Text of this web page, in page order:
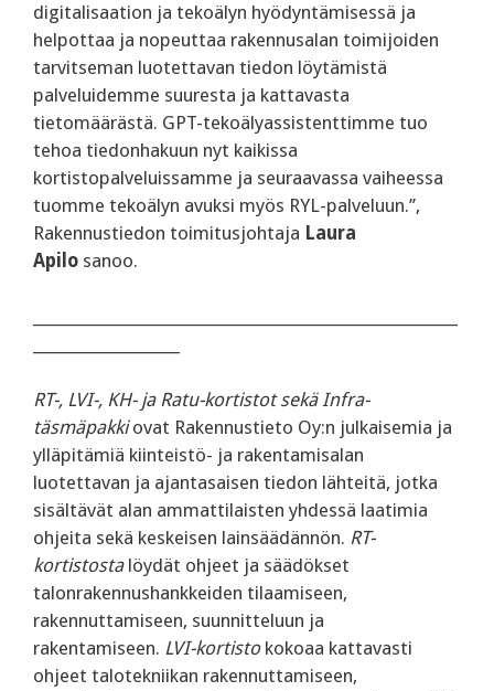
digitalisaation ja tekoälyn hyödyntämisessä ja
helpottaa ja nopeuttaa rakennusalan toimijoiden
tarvitseman luotettavan tiedon löytämistä
palveluidemme suuresta ja kattavasta
tietomäärästä. GPT-tekoälyassistenttimme tuo
tehoa tiedonhakuun nyt kaikissa
kortistopalveluissamme ja seuraavassa vaiheessa
tuomme tekoälyn avuksi myös RYL-palveluun.’’,
Rakennustiedon toimitusjohtaja Laura
Apilo sanoo.
RT-, LVI-, KH- ja Ratu-kortistot sekä Infra-
täsmäpakkiovat Rakennustieto Oy:n julkaisemia ja
ylläpitämiä kiinteistö- ja rakentamisalan
luotettavan ja ajantasaisen tiedon lähteitä, jotka
sisältävät alan ammattilaisten yhdessä laatimia
ohjeita sekä keskeisen lainsäädännön. RT-
kortistostalöydät ohjeet ja säädökset
talonrakennushankkeiden tilaamiseen,
rakennuttamiseen, suunnitteluun ja
rakentamiseen. LVI-kortistokokoaa kattavasti
ohjeet talotekniikan rakennuttamiseen,